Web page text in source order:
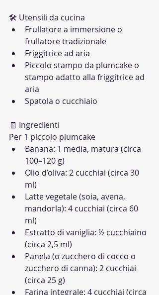
🛠 Utensili da cucina
Frullatore a immersione o
frullatore tradizionale
Friggitrice ad aria
Piccolo stampo da plumcake o
stampo adatto alla friggitrice ad
aria
Spatola o cucchiaio
🧾 Ingredienti
Per 1 piccolo plumcake
Banana: 1 media, matura (circa
100–120 g)
Olio d’oliva: 2 cucchiai (circa 30
ml)
Latte vegetale (soia, avena,
mandorla): 4 cucchiai (circa 60
ml)
Estratto di vaniglia: ½ cucchiaino
(circa 2,5 ml)
Panela (o zucchero di cocco o
zucchero di canna): 2 cucchiai
(circa 25 g)
Farina integrale: 4 cucchiai (circa